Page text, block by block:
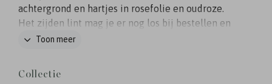
achtergrond en hartjes in rosefolie en oudroze.
Het zijden lint mag je er nog los bij bestellen en
is beschikbaar in verschillende kleuren.
Toon meer
Collectie